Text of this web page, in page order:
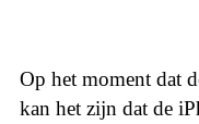
Op het moment dat
kan het zijn dat de